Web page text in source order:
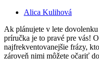
Alica Kulihová
Ak plánujete v lete
príručka je to pravé pre vás!
najfrekventovanejšie frázy,
zároveň nimi môžete očariť